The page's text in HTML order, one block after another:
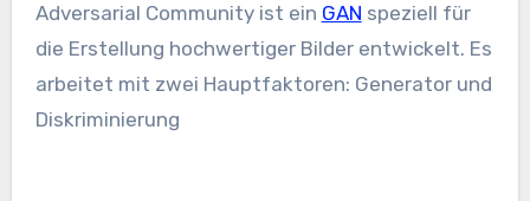
Adversarial Community ist ein GAN speziell für
die Erstellung hochwertiger Bilder entwickelt. Es
arbeitet mit zwei Hauptfaktoren: Generator und
Diskriminierung